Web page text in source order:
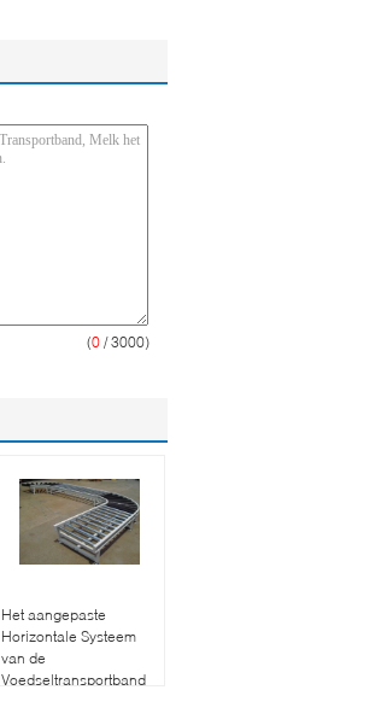
(0 / 3000)
Het aangepaste
Horizontale Systeem
van de
Voedseltransportband